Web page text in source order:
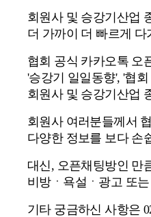
회원사 및 승강기산업
더 가까이 더 빠르게
협회 공식 카카오톡 오
'승강기 일일동향', '협
회원사 및 승강기산업
회원사 여러분들께서
다양한 정보를 보다 손
대신, 오픈채팅방인 만
비방ㆍ욕설ㆍ광고 또
기타 궁금하신 사항은